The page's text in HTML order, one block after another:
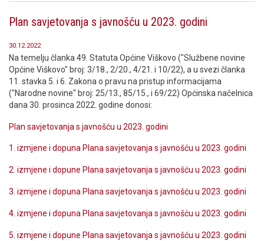
Plan savjetovanja s javnošću u 2023. godini
30.12.2022
Na temelju članka 49. Statuta Općine Viškovo ("Službene novine
Općine Viškovo" broj: 3/18., 2/20., 4/21. i 10/22), a u svezi članka
11. stavka 5. i 6. Zakona o pravu na pristup informacijama
("Narodne novine" broj: 25/13., 85/15., i 69/22) Općinska načelnica
dana 30. prosinca 2022. godine donosi:
Plan savjetovanja s javnošću u 2023. godini
1. izmjene i dopuna Plana savjetovanja s javnošću u 2023. godini
2. izmjene i dopune Plana savjetovanja s javnošću u 2023. godini
3. izmjene i dopuna Plana savjetovanja s javnošću u 2023. godini
4. izmjene i dopuna Plana savjetovanja s javnošću u 2023. godini
5. izmjene i dopune Plana savjetovanja s javnošću u 2023. godini